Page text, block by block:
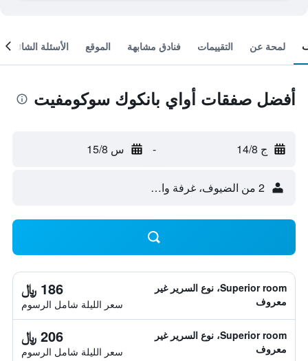
لمحة عن التقييمات فنادق مشابهة الموقع الأسئلة الشائعة
أفضل صفقات أواي بانكوك سوكومفيت
ج 14/8 - س 15/8
2 من الضيوف، غرفة واحدة
Superior room، نوع السرير غير
معروف
186 ﷼
سعر الليلة شامل الرسوم
Superior room، نوع السرير غير
معروف
206 ﷼
سعر الليلة شامل الرسوم